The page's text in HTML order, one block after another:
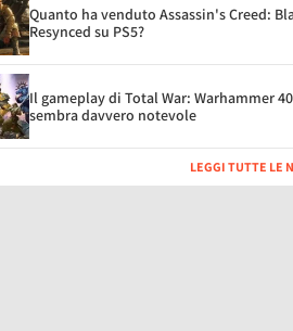
Quanto ha venduto Assassin's Creed:
Resynced su PS5?
Il gameplay di Total War: Warhammer
sembra davvero notevole
LEGGI TUTTE LE